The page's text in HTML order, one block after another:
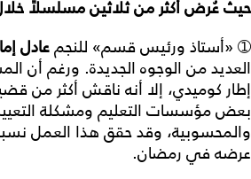
حيثعُرضأكثرمنثلاثينمسلسلاً
➀ «أستاذ ورئيس قسم» للنجمعادل
العديد من الوجوه الجديدة. ورغم أن
إطار كوميدي، إلا أنه ناقش أكثر من
بعض مؤسسات التعليم ومشكلة
والمحسوبية، وقد حقق هذا العمل
عرضه في رمضان.